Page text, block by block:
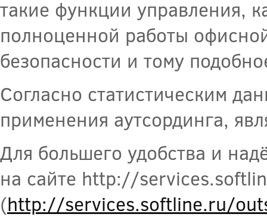
такие функции управления,
полноценной работы
безопасности и тому
Согласно статистическим
применения аутсординга,
Для большего удобства и
на сайте http://
(http://services.softline.ru/